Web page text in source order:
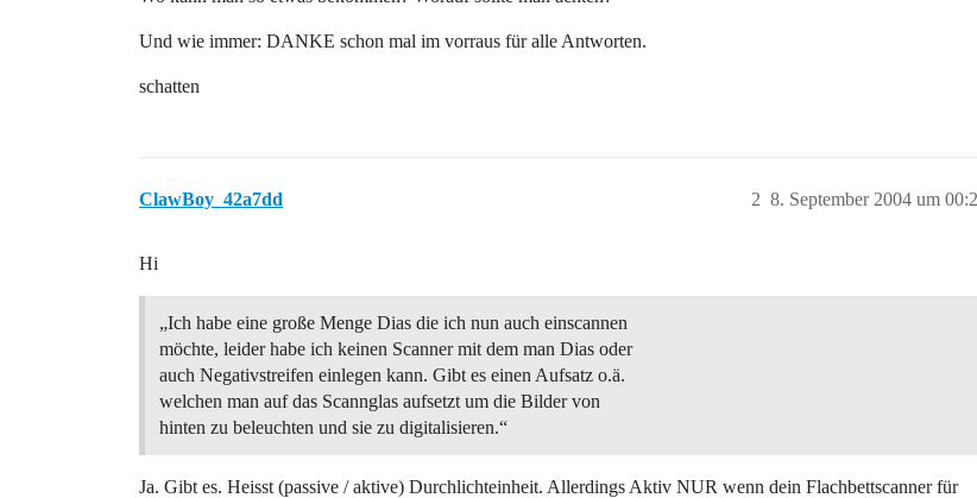
Und wie immer: DANKE schon mal im vorraus für alle Antworten.
schatten
ClawBoy_42a7dd 8. September 2004 um
2
Hi
„Ich habe eine große Menge Dias die ich nun auch einscannen
möchte, leider habe ich keinen Scanner mit dem man Dias oder
auch Negativstreifen einlegen kann. Gibt es einen Aufsatz o.ä.
welchen man auf das Scannglas aufsetzt um die Bilder von
hinten zu beleuchten und sie zu digitalisieren.“
Ja. Gibt es. Heisst (passive / aktive) Durchlichteinheit. Allerdings Aktiv NUR wenn dein Flachbettscanner für